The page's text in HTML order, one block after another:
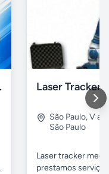
Ba
São Paulo,V
São Paulo
Laser tracker
prestamos